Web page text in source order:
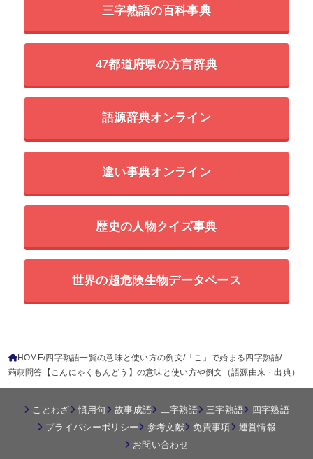
三字熟語の百科事典
47都道府県の方言辞典
語源辞典オンライン
違い事典オンライン
歴史の人物クイズ事典
世界の超危険生物データベース
HOME 四字熟語一覧の意味と使い方の例文 「こ」で始まる四字熟語
蒟蒻問答【こんにゃくもんどう】の意味と使い方や例文（語源由来・出典）
ことわざ 慣用句 故事成語 二字熟語 三字熟語
四字熟語
プライバシーポリシー
参考文献 免責事項
運営情報
お問い合わせ